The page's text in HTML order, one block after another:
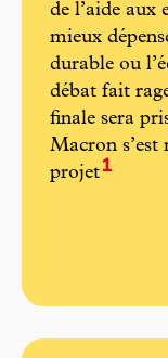
de l’aide aux
mieux
durable ou
débat fait
finale sera
Macron s’est
projet1